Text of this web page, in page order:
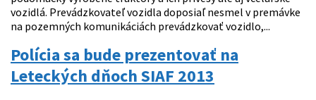
vozidlá. Prevádzkovateľ vozidla doposiaľ nesmel v premávke
na pozemných komunikáciách prevádzkovať vozidlo,...
Polícia sa bude prezentovať na
Leteckých dňoch SIAF 2013